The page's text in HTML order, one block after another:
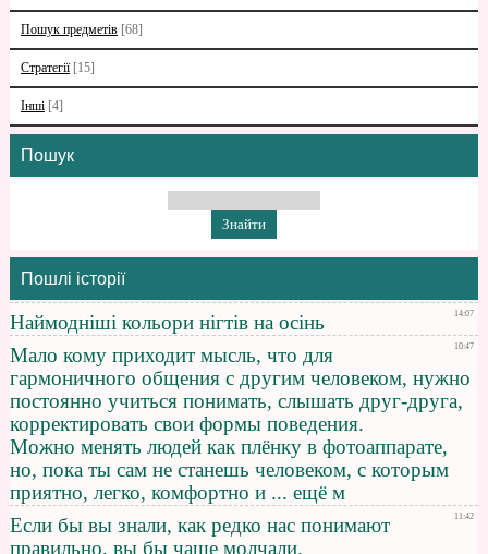
Пошук предметів [68]
Стратегії [15]
Інші [4]
Пошук
Пошлі історії